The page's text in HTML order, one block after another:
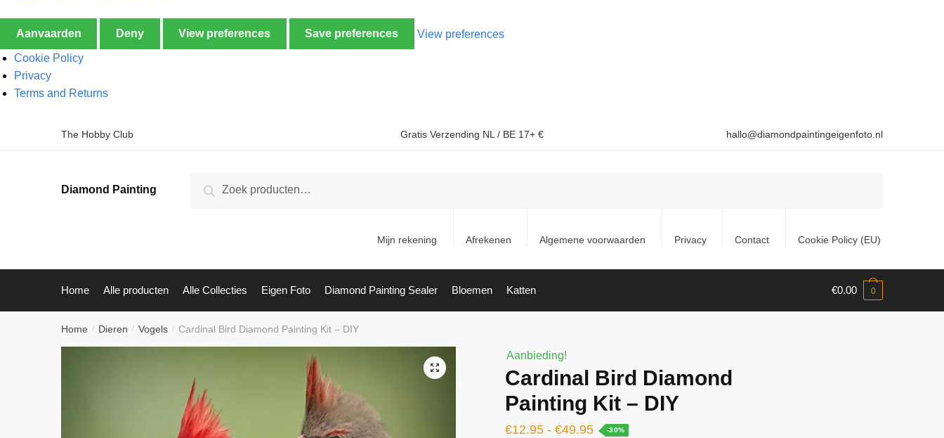
Aanvaarden Deny View preferences Save preferences View preferences
Cookie Policy
Privacy
Terms and Returns
The Hobby Club Gratis Verzending NL / BE 17+ € hallo@diamondpaintingeigenfoto.nl
Diamond Painting Zoeken
Mijn rekening Afrekenen Algemene voorwaarden Privacy Contact Cookie Policy (EU)
Home Alle producten Alle Collecties Eigen Foto Diamond Painting Sealer Bloemen Katten €0.00 0
Home / Dieren / Vogels / Cardinal Bird Diamond Painting Kit – DIY
🔍
Aanbieding!
Cardinal Bird Diamond
Painting Kit – DIY
€12.95 - €49.95 -30%